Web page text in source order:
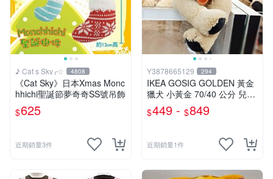
♪ Cat s Sky╭☆ 4808
《Cat Sky》日本Xmas Monc
hhichi聖誕節夢奇奇SS號吊飾
$625
近期銷量3件
Y3878665129 294
IKEA GOSIG GOLDEN 黃金
獵犬 小黃金 70/40 公分 兒童
擺飾 玩偶 大狗 小狗 狗
$449 - $849
近期銷量1件